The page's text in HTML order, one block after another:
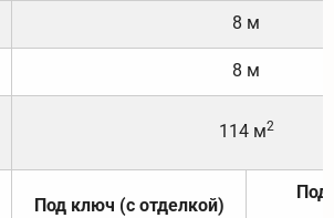
8 м
8 м
114 м2
Под ключ (с отделкой)
Под